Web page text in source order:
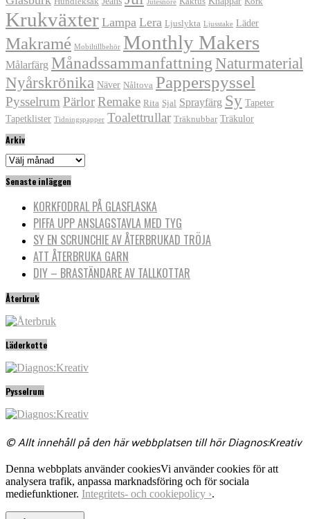
Krukväxter Lampa Lera Ljuslykta Ljusstake Läder
Makramé Mobiltillbehör Monthly Makers
Målarfärg Månadssammanfattning Naturmaterial
Nyårskrönika Näver Nåltova Papperspyssel
Pysselrum PärlorRemake Rita Sjal Sprayfärg Sy Tapeter
Tapetklister Tidningspapper Toalettrullar Träknubbar Träkulor
Arkiv
Arkiv
Senaste inläggen
KORKFODRAL PÅ GLASFLASKA
PIFFA UPP ANSLAGSTAVLA MED TYG
SY EN SCRUNCHIE AV ÅTERBRUKAD TRÖJA
ATT ÅTERBRUKA GARN
DIY – BRASTÄNDARE AV TALLKOTTAR
Återbruk
Läderkotte
Pysselrum
© Allt innehåll på den här webbplatsen till hör Diagnos:Kreativ
Denna webbplats använder cookiesVi använder cookies för att
analysera trafik, anpassa marknadsföring och för sociala
mediefunktioner. Integritets- och cookiepolicy ›.